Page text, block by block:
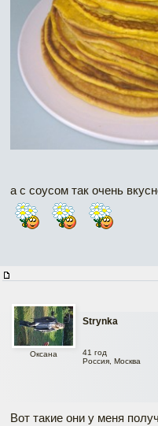
а с соусом так очень
Strynka
Оксана
41 год
Россия, Москва
Вот такие они у меня